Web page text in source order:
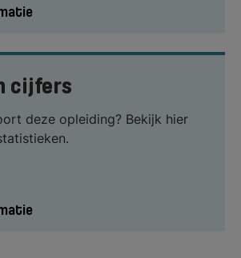
cijfers
deze opleiding? Bekijk hier